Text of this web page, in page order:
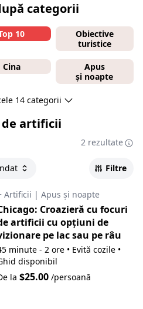
categorii
10
Obiective
turistice
Cina
Apus
și noapte
14 categorii
de artificii
2 rezultate
Filtre
Artificii | Apus și noapte
Croazieră cu focuri
artificii cu opțiuni de
pe lac sau pe râu
minute - 2 ore • Evită cozile •
disponibil
la $25.00/persoană